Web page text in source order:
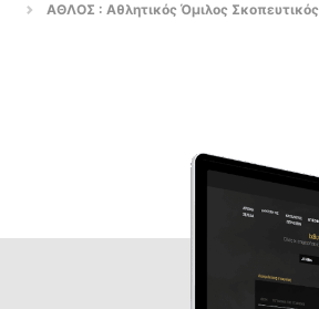
ΑΘΛΟΣ : Αθλητικός Όμιλος Σκοπευτικός